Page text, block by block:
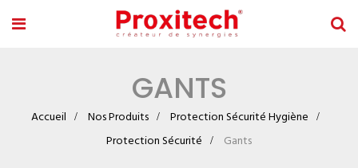
GANTS
Accueil Nos Produits
Protection Sécurité Hygiène
Protection Sécurité
Gants